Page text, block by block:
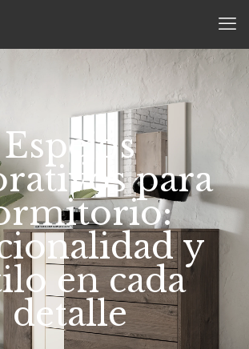
Espejos
para
y
en cada
detalle